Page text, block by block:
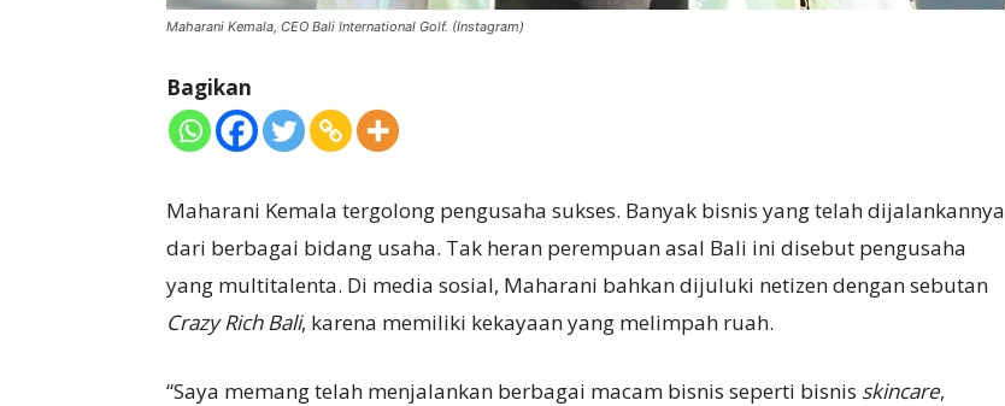
Maharani Kemala, CEO Bali International Golf. (Instagram)
Bagikan
Maharani Kemala tergolong pengusaha sukses. Banyak bisnis yang telah dijalankannya
dari berbagai bidang usaha. Tak heran perempuan asal Bali ini disebut pengusaha
yang multitalenta. Di media sosial, Maharani bahkan dijuluki netizen dengan sebutan
Crazy Rich Bali, karena memiliki kekayaan yang melimpah ruah.
“Saya memang telah menjalankan berbagai macam bisnis seperti bisnis skincare,